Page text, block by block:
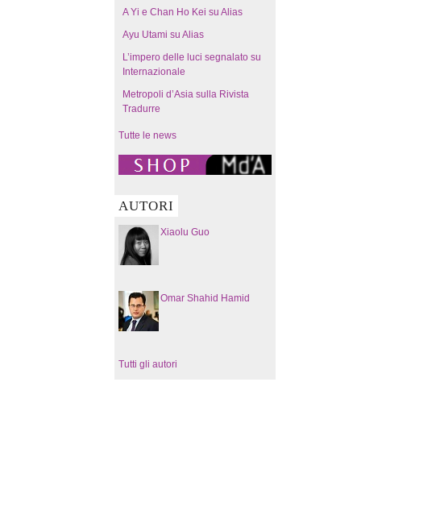
A Yi e Chan Ho Kei su Alias
Ayu Utami su Alias
L’impero delle luci segnalato su
Internazionale
Metropoli d’Asia sulla Rivista
Tradurre
Tutte le news
AUTORI
Xiaolu Guo
Omar Shahid Hamid
Tutti gli autori